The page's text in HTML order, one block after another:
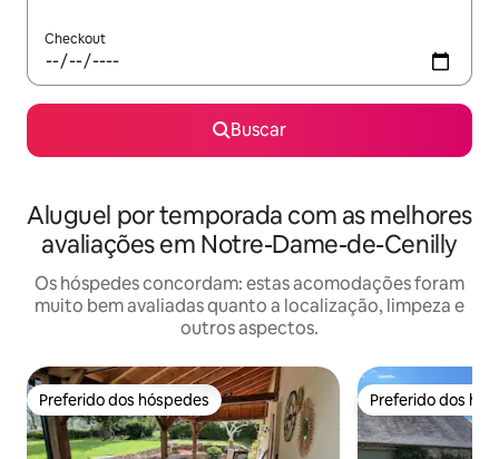
Checkout
Buscar
Aluguel por temporada com as melhores
avaliações em Notre-Dame-de-Cenilly
Os hóspedes concordam: estas acomodações foram
muito bem avaliadas quanto a localização, limpeza e
outros aspectos.
Preferido dos hóspedes
Preferido dos hóspedes Preferido dos
Preferido dos